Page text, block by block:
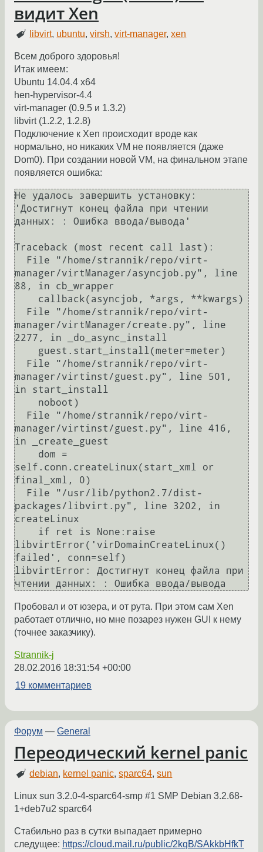
видит Xen
libvirt, ubuntu,virsh,virt-manager,xen
Всем доброго здоровья!
Итак имеем:
Ubuntu 14.04.4 x64
hen-hypervisor-4.4
virt-manager (0.9.5 и 1.3.2)
libvirt (1.2.2, 1.2.8)
Подключение к Xen происходит вроде как
нормально, но никаких VM не появляется (даже
Dom0). При создании новой VM, на финальном этапе
появляется ошибка:
Не удалось завершить установку:
'Достигнут конец файла при чтении
данных: : Ошибка ввода/вывода'
Traceback (most recent call last):
manager/virtManager/asyncjob.py", line
88, in cb_wrapper
manager/virtManager/create.py", line
2277, in _do_async_install
manager/virtinst/guest.py", line 501,
in start_install
manager/virtinst/guest.py", line 416,
in _create_guest
self.conn.createLinux(start_xml or
final_xml, 0)
packages/libvirt.py", line 3202, in
createLinux
libvirtError('virDomainCreateLinux()
failed', conn=self)
libvirtError: Достигнут конец файла при
Пробовал и от юзера, и от рута. При этом сам Xen
работает отлично, но мне позарез нужен GUI к нему
(точнее заказчику).
Strannik-j
28.02.2016 18:31:54 +00:00
19 комментариев
Форум — General
Переодический kernel panic
debian, kernel panic,sparc64,sun
Linux sun 3.2.0-4-sparc64-smp #1 SMP Debian 3.2.68-
1+deb7u2 sparc64
Стабильно раз в сутки выпадает примерно
следущее: https://cloud.mail.ru/public/2kqB/SAkkbHfkT